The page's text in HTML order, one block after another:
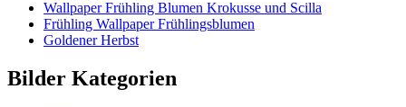
Wallpaper Frühling Blumen Krokusse und Scilla
Frühling Wallpaper Frühlingsblumen
Goldener Herbst
Bilder Kategorien